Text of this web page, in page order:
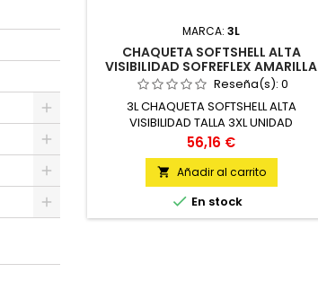
MARCA: 3L
CHAQUETA SOFTSHELL ALTA
VISIBILIDAD SOFREFLEX AMARILLA
TALLA 3XL TOTAL
Reseña(s): 0
3L CHAQUETA SOFTSHELL ALTA
VISIBILIDAD TALLA 3XL UNIDAD
Precio
56,16 €
 Añadir al carrito
 En stock